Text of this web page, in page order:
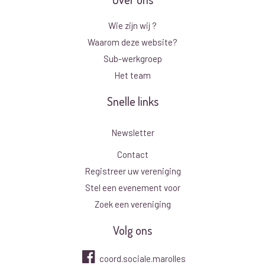
Wie zijn wij ?
Waarom deze website?
Sub-werkgroep
Het team
Snelle links
Newsletter
Contact
Registreer uw vereniging
Stel een evenement voor
Zoek een vereniging
Volg ons
coord.sociale.marolles